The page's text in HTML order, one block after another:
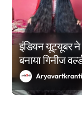
इंडियन यूट्यूबर
बनाया गिनीज
टिप्स